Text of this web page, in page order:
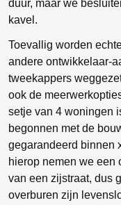
duur, maar we
kavel.
Toevallig worden
andere ontwikkelaar-
tweekappers
ook de
setje van 4 woningen
begonnen met de
gegarandeerd binnen
hierop nemen we een
van een zijstraat, dus
overburen zijn